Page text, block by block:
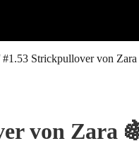
#1.53 Strickpullover von
von Zara